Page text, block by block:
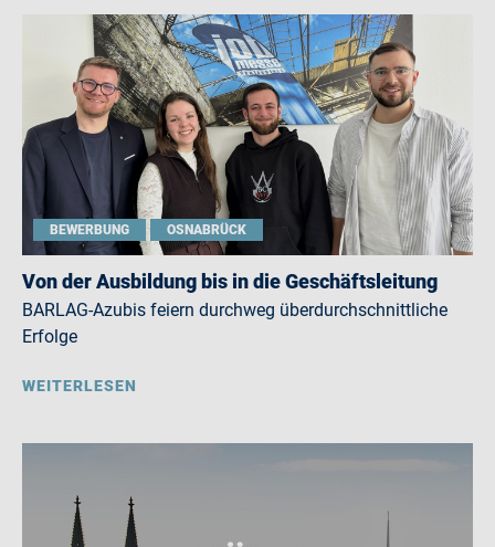
BEWERBUNG OSNABRÜCK
Von der Ausbildung bis in die Geschäftsleitung
BARLAG-Azubis feiern durchweg überdurchschnittliche
Erfolge
WEITERLESEN